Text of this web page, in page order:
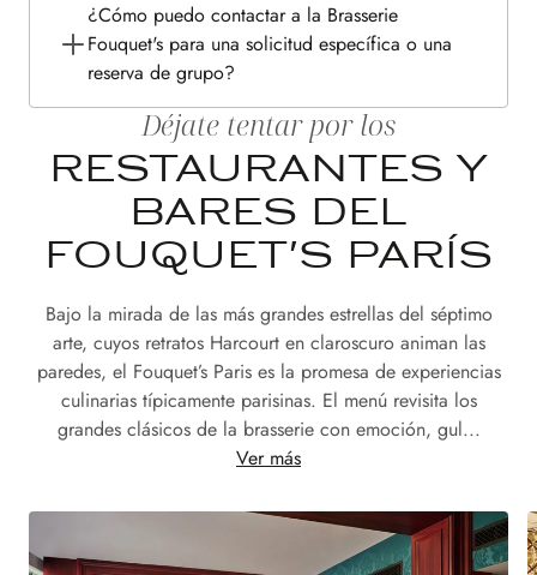
¿Cómo puedo contactar a la Brasserie
Fouquet's para una solicitud específica o una
reserva de grupo?
Déjate tentar por los
RESTAURANTES Y
BARES DEL
FOUQUET'S PARÍS
Bajo la mirada de las más grandes estrellas del séptimo
arte, cuyos retratos Harcourt en claroscuro animan las
paredes, el Fouquet’s Paris es la promesa de experiencias
culinarias típicamente parisinas. El menú revisita los
grandes clásicos de la brasserie con emoción, gul...
Ver más